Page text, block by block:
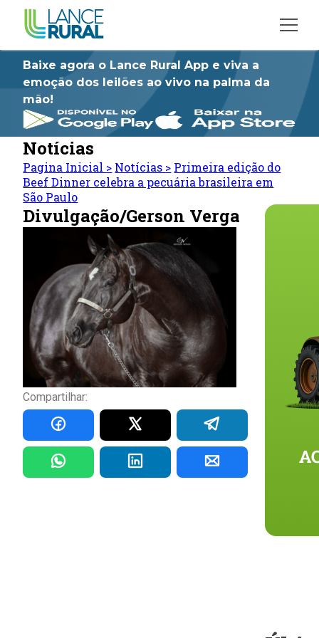
Baixe agora o Lance Rural App e viva a
emoção dos leilões ao vivo na palma da
mão!
Notícias
Pagina Inicial > Notícias > Primeira edição do
Beef Dinner celebra a pecuária brasileira em
São Paulo
Divulgação/Gerson Verga
Compartilhar: